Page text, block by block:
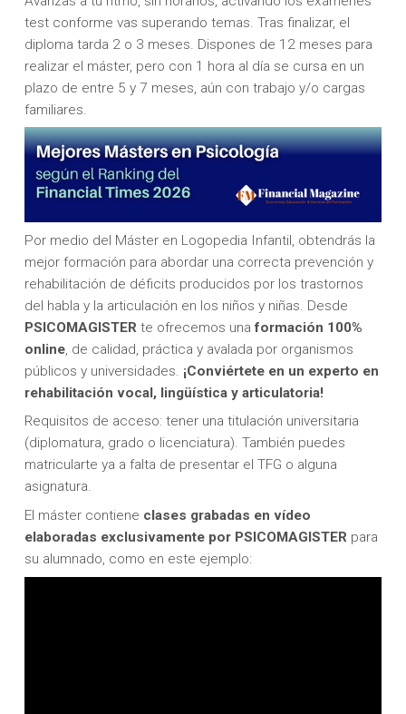
test conforme vas superando temas. Tras finalizar, el
diploma tarda 2 o 3 meses. Dispones de 12 meses para
realizar el máster, pero con 1 hora al día se cursa en un
plazo de entre 5 y 7 meses, aún con trabajo y/o cargas
familiares.
Por medio del Máster en Logopedia Infantil, obtendrás la
mejor formación para abordar una correcta prevención y
rehabilitación de déficits producidos por los trastornos
del habla y la articulación en los niños y niñas. Desde
PSICOMAGISTERte ofrecemos unaformación 100%
online, de calidad, práctica y avalada por organismos
públicos y universidades. ¡Conviértete en un experto en
rehabilitación vocal, lingüística y articulatoria!
Requisitos de acceso: tener una titulación universitaria
(diplomatura, grado o licenciatura). También puedes
matricularte ya a falta de presentar el TFG o alguna
asignatura.
El máster contiene clases grabadas en vídeo
elaboradas exclusivamente por PSICOMAGISTERpara
su alumnado, como en este ejemplo: